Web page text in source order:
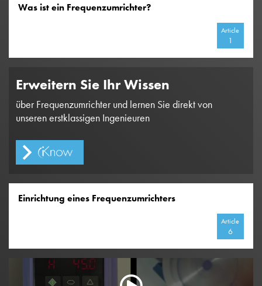
Was ist ein Frequenzumrichter?
Article
1
Erweitern Sie Ihr Wissen
über Frequenzumrichter und lernen Sie direkt von
unseren erstklassigen Ingenieuren
Einrichtung eines Frequenzumrichters
Article
6